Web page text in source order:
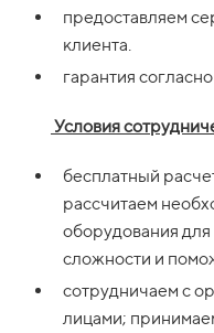
предоставляем
клиента.
гарантия
Условия
бесплатный
рассчитаем
оборудования
сложности и
сотрудничаем с
лицами;